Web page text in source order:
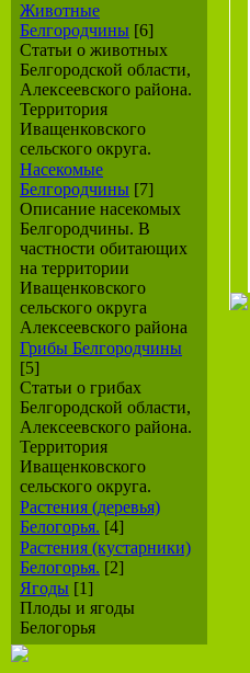
Животные
Белгородчины [6]
Статьи о животных
Белгородской области,
Алексеевского района.
Территория
Иващенковского
сельского округа.
Насекомые
Белгородчины [7]
Описание насекомых
Белгородчины. В
частности обитающих
на территории
Иващенковского
сельского округа
Алексеевского района
Грибы Белгородчины
[5]
Статьи о грибах
Белгородской области,
Алексеевского района.
Территория
Иващенковского
сельского округа.
Растения (деревья)
Белогорья. [4]
Растения (кустарники)
Белогорья. [2]
Ягоды [1]
Плоды и ягоды
Белогорья